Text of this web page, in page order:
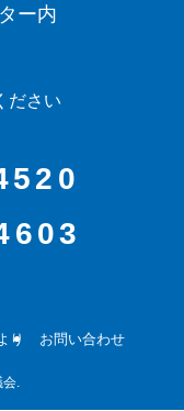
ー内
ださい
り お問い合わせ
.